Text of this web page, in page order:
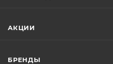
АКЦИИ
БРЕНДЫ